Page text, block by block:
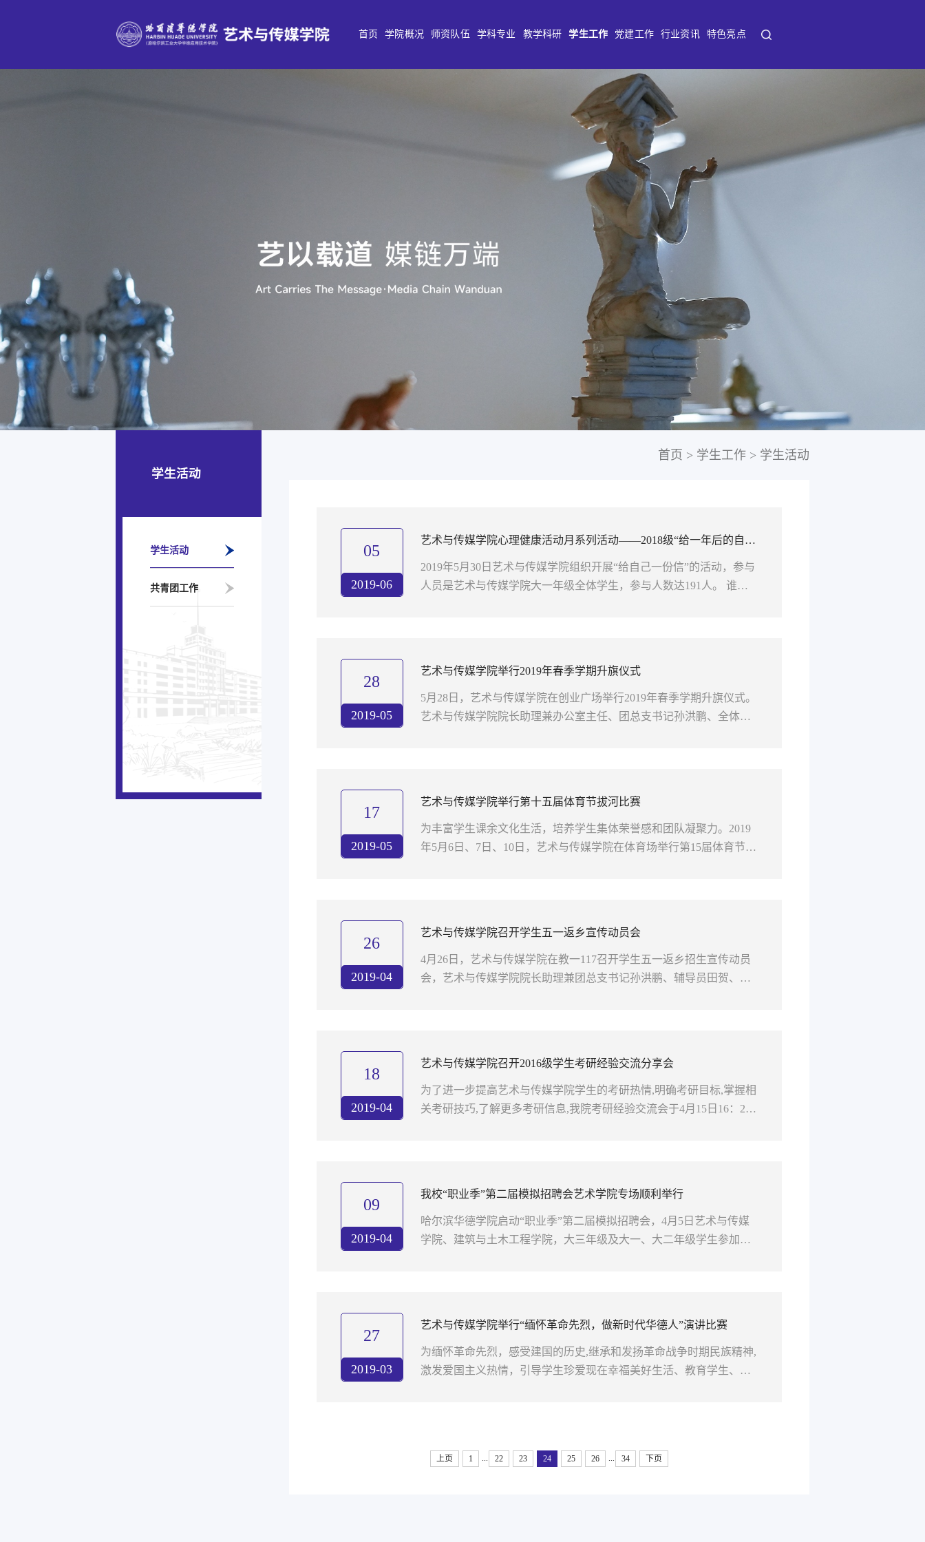
首页 学院概况 师资队伍 学科专业 教学科研 学生工作 党建工作 行业资讯 特色亮点
学生活动
学生活动
共青团工作
首页 > 学生工作 > 学生活动
05
2019-06
艺术与传媒学院心理健康活动月系列活动——2018级“给一年后的自己
一封信”活动
2019年5月30日艺术与传媒学院组织开展“给自己一份信”的活动，参与
人员是艺术与传媒学院大一年级全体学生，参与人数达191人。 谁也
28
2019-05
艺术与传媒学院举行2019年春季学期升旗仪式
5月28日，艺术与传媒学院在创业广场举行2019年春季学期升旗仪式。
艺术与传媒学院院长助理兼办公室主任、团总支书记孙洪鹏、全体辅
17
2019-05
艺术与传媒学院举行第十五届体育节拔河比赛
为丰富学生课余文化生活，培养学生集体荣誉感和团队凝聚力。2019
年5月6日、7日、10日，艺术与传媒学院在体育场举行第15届体育节拔
26
2019-04
艺术与传媒学院召开学生五一返乡宣传动员会
4月26日，艺术与传媒学院在教一117召开学生五一返乡招生宣传动员
会，艺术与传媒学院院长助理兼团总支书记孙洪鹏、辅导员田贺、段
18
2019-04
艺术与传媒学院召开2016级学生考研经验交流分享会
为了进一步提高艺术与传媒学院学生的考研热情,明确考研目标,掌握相
关考研技巧,了解更多考研信息,我院考研经验交流会于4月15日16：20
09
2019-04
我校“职业季”第二届模拟招聘会艺术学院专场顺利举行
哈尔滨华德学院启动“职业季”第二届模拟招聘会，4月5日艺术与传媒
学院、建筑与土木工程学院，大三年级及大一、大二年级学生参加活
27
2019-03
艺术与传媒学院举行“缅怀革命先烈，做新时代华德人”演讲比赛
为缅怀革命先烈，感受建国的历史,继承和发扬革命战争时期民族精神,
激发爱国主义热情，引导学生珍爱现在幸福美好生活、教育学生、锻
上页 1 22 23 24 25 26 34 下页